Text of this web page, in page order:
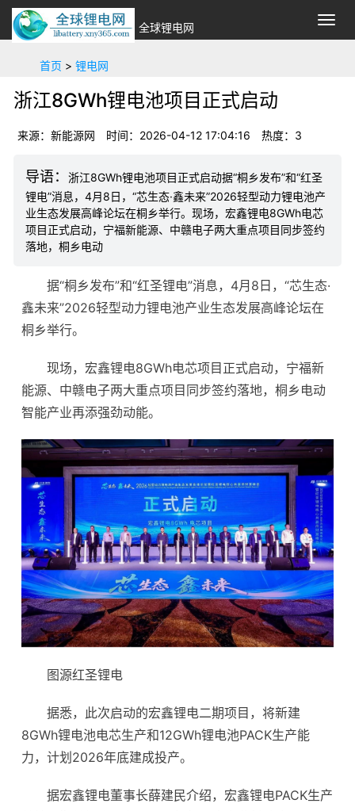
切
换
全球锂电网
首页 > 锂电网
浙江8GWh锂电池项目正式启动
来源：新能源网 时间：2026-04-12 17:04:16 热度：3
浙江8GWh锂电池项目正式启动据“桐乡发布”和“红圣
锂电”消息，4月8日，“芯生态·鑫未来”2026轻型动力锂电池产
业生态发展高峰论坛在桐乡举行。现场，宏鑫锂电8GWh电芯
项目正式启动，宁福新能源、中赣电子两大重点项目同步签约
落地，桐乡电动
据“桐乡发布”和“红圣锂电”消息，4月8日，“芯生态·
鑫未来”2026轻型动力锂电池产业生态发展高峰论坛在
桐乡举行。
现场，宏鑫锂电8GWh电芯项目正式启动，宁福新
能源、中赣电子两大重点项目同步签约落地，桐乡电动
智能产业再添强劲动能。
图源红圣锂电
据悉，此次启动的宏鑫锂电二期项目，将新建
8GWh锂电池电芯生产和12GWh锂电池PACK生产能
力，计划2026年底建成投产。
据宏鑫锂电董事长薛建民介绍，宏鑫锂电PACK生产